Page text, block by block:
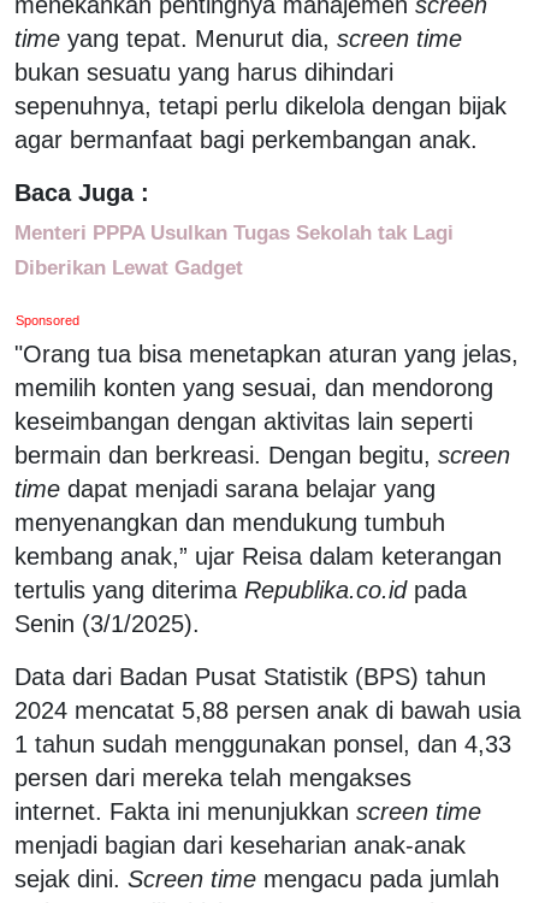
time yang tepat. Menurut dia, screen time
bukan sesuatu yang harus dihindari
sepenuhnya, tetapi perlu dikelola dengan bijak
agar bermanfaat bagi perkembangan anak.
Baca Juga :
Menteri PPPA Usulkan Tugas Sekolah tak Lagi
Diberikan Lewat Gadget
Sponsored
"Orang tua bisa menetapkan aturan yang jelas,
memilih konten yang sesuai, dan mendorong
keseimbangan dengan aktivitas lain seperti
bermain dan berkreasi. Dengan begitu, screen
time dapat menjadi sarana belajar yang
menyenangkan dan mendukung tumbuh
kembang anak,” ujar Reisa dalam keterangan
tertulis yang diterima Republika.co.idpada
Senin (3/1/2025).
Data dari Badan Pusat Statistik (BPS) tahun
2024 mencatat 5,88 persen anak di bawah usia
1 tahun sudah menggunakan ponsel, dan 4,33
persen dari mereka telah mengakses
internet. Fakta ini menunjukkan screen time
menjadi bagian dari keseharian anak-anak
sejak dini. Screen time mengacu pada jumlah